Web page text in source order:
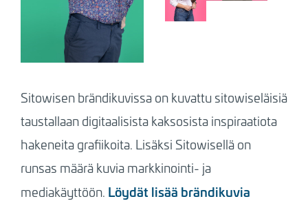
Sitowisen brändikuvissa on kuvattu sitowiseläisiä
taustallaan digitaalisista kaksosista inspiraatiota
hakeneita grafiikoita. Lisäksi Sitowisellä on
runsas määrä kuvia markkinointi- ja
mediakäyttöön. Löydät lisää brändikuvia